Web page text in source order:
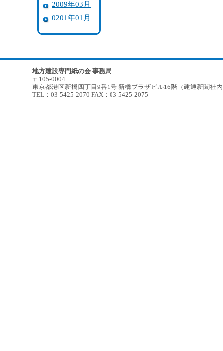
2009年03月
0201年01月
地方建設専門紙の会 事務局
〒105-0004
東京都港区新橋四丁目9番1号 新橋プラザビル16階（建通新聞社
TEL：03-5425-2070 FAX：03-5425-2075